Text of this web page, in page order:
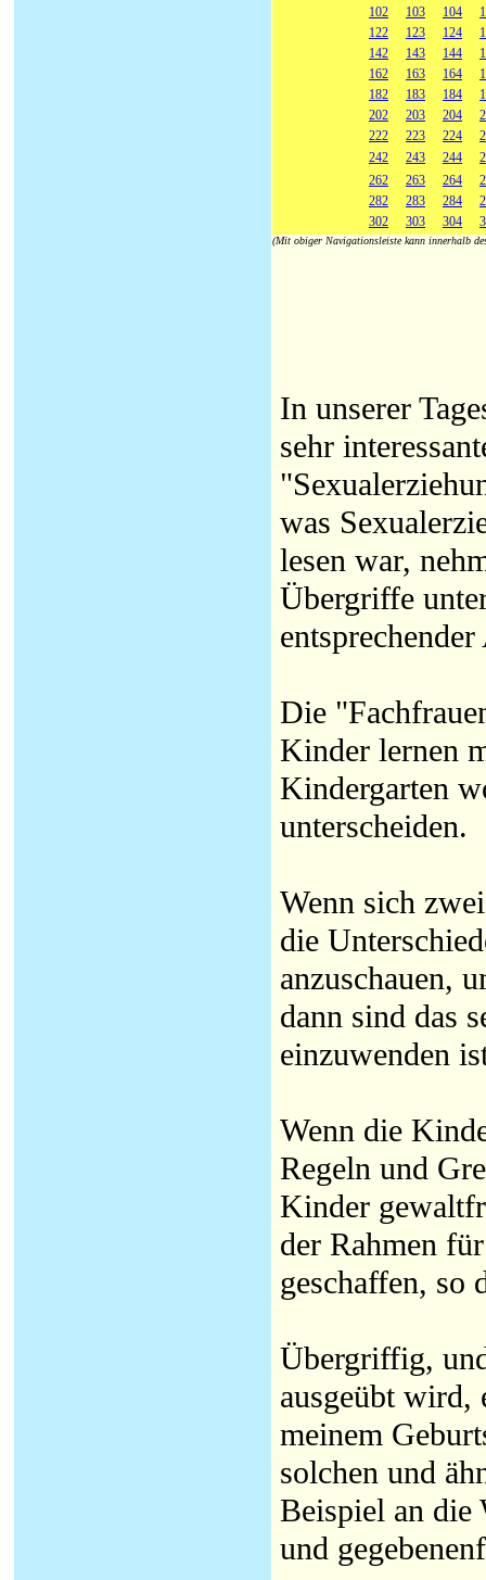
102
103 104
122
123 124
142
143 144
162
163 164
182
183 184
202
203 204
222
223 224
242
243 244
262
263 264
282
283 284
302
303 304
(Mit obiger Navigationsleiste kann innerhalb
In unserer
sehr
was
lesen war,
Übergriffe
Die
Kinder lernen
Kindergarten
unterscheiden.
Wenn sich
die
anzuschauen,
dann sind das
einzuwenden
Wenn die
Regeln und
Kinder
der Rahmen
geschaffen, so
Übergriffig,
ausgeübt wird,
meinem
solchen und
Beispiel an die
und